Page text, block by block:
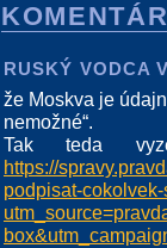
RUSKÝ VODCA
že Moskva je
nemožné“.
Tak teda
https://
podpisat-